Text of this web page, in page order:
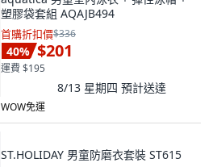
塑膠袋套組 AQAJB494
首購折扣價$336
40% $201
運費 $195
8/13 星期四 預計送達
WOW免運
ST.HOLIDAY 男童防磨衣套裝 ST615